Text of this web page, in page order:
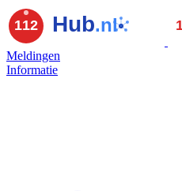
Meldingen
Informatie